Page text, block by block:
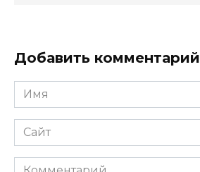
Добавить комментарий
Имя
Сайт
Комментарий